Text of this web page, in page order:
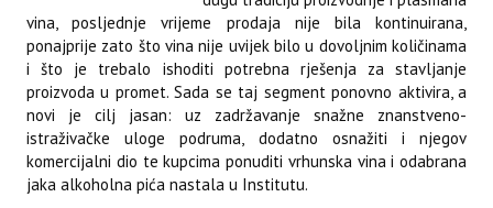
vina, posljednje vrijeme prodaja nije bila kontinuirana,
ponajprije zato što vina nije uvijek bilo u dovoljnim količinama
i što je trebalo ishoditi potrebna rješenja za stavljanje
proizvoda u promet. Sada se taj segment ponovno aktivira, a
novi je cilj jasan: uz zadržavanje snažne znanstveno-
istraživačke uloge podruma, dodatno osnažiti i njegov
komercijalni dio te kupcima ponuditi vrhunska vina i odabrana
jaka alkoholna pića nastala u Institutu.